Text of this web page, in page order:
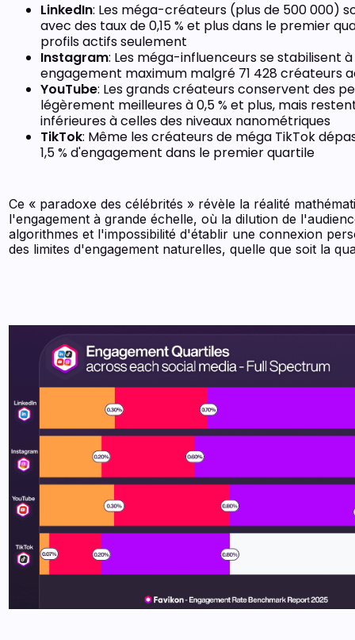
LinkedIn: Les méga-créateurs (plus de 500 000)
avec des taux de 0,15 % et plus dans le premier
profils actifs seulement
Instagram: Les méga-influenceurs se stabilisent à
engagement maximum malgré 71 428 créateurs
YouTube: Les grands créateurs conservent des
légèrement meilleures à 0,5 % et plus, mais
inférieures à celles des niveaux nanométriques
TikTok: Même les créateurs de méga TikTok
1,5 % d'engagement dans le premier quartile
Ce « paradoxe des célébrités » révèle la réalité
l'engagement à grande échelle, où la dilution de
algorithmes et l'impossibilité d'établir une connexion
des limites d'engagement naturelles, quelle que soit la